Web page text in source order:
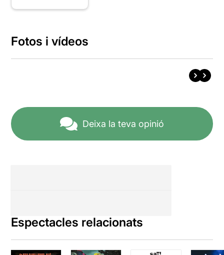
Fotos i vídeos
Deixa la teva opinió
Espectacles relacionats